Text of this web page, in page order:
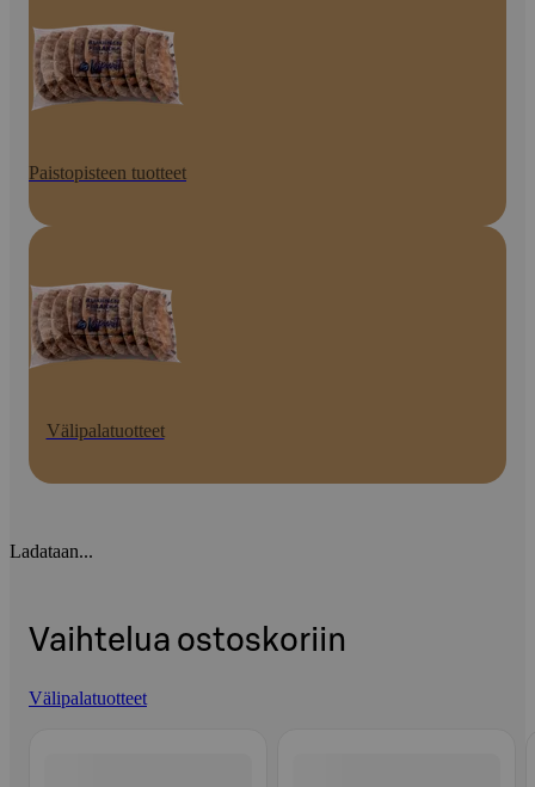
Paistopisteen tuotteet
Välipalatuotteet
Ladataan...
Vaihtelua ostoskoriin
Välipalatuotteet